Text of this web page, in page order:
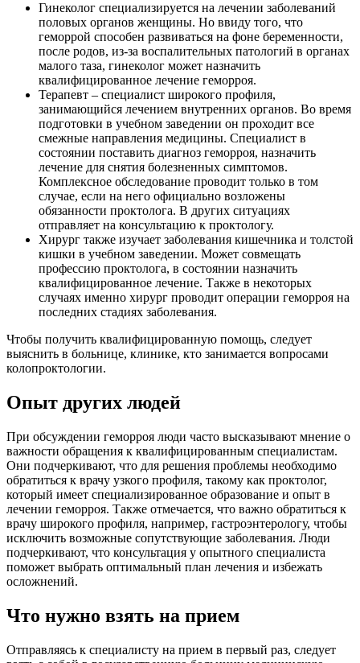
Гинеколог специализируется на лечении заболеваний
половых органов женщины. Но ввиду того, что
геморрой способен развиваться на фоне беременности,
после родов, из-за воспалительных патологий в органах
малого таза, гинеколог может назначить
квалифицированное лечение геморроя.
Терапевт – специалист широкого профиля,
занимающийся лечением внутренних органов. Во время
подготовки в учебном заведении он проходит все
смежные направления медицины. Специалист в
состоянии поставить диагноз геморроя, назначить
лечение для снятия болезненных симптомов.
Комплексное обследование проводит только в том
случае, если на него официально возложены
обязанности проктолога. В других ситуациях
отправляет на консультацию к проктологу.
Хирург также изучает заболевания кишечника и толстой
кишки в учебном заведении. Может совмещать
профессию проктолога, в состоянии назначить
квалифицированное лечение. Также в некоторых
случаях именно хирург проводит операции геморроя на
последних стадиях заболевания.
Чтобы получить квалифицированную помощь, следует
выяснить в больнице, клинике, кто занимается вопросами
колопроктологии.
Опыт других людей
При обсуждении геморроя люди часто высказывают мнение о
важности обращения к квалифицированным специалистам.
Они подчеркивают, что для решения проблемы необходимо
обратиться к врачу узкого профиля, такому как проктолог,
который имеет специализированное образование и опыт в
лечении геморроя. Также отмечается, что важно обратиться к
врачу широкого профиля, например, гастроэнтерологу, чтобы
исключить возможные сопутствующие заболевания. Люди
подчеркивают, что консультация у опытного специалиста
поможет выбрать оптимальный план лечения и избежать
осложнений.
Что нужно взять на прием
Отправляясь к специалисту на прием в первый раз, следует